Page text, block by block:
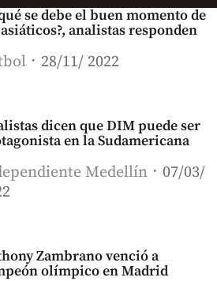
se debe el buen momento de
analistas responden
28/11/ 2022
dicen que DIM puede ser
en la Sudamericana
Medellín
07/03/
Zambrano venció a
olímpico en Madrid